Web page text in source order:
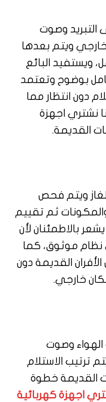
التبريد وصوت
ويتم بعدها
ويستفيد البائع
بوضوح وتعتمد
دون انتظار مما
نشتري اجهزة
القديمة.
ويتم فحص
ثم تقييم
بالاطمئنان لأن
موثوق، كما
القديمة دون
خارجي.
الهواء وصوت
ترتيب الاستلام
القديمة خطوة
اجهزة كهربائية